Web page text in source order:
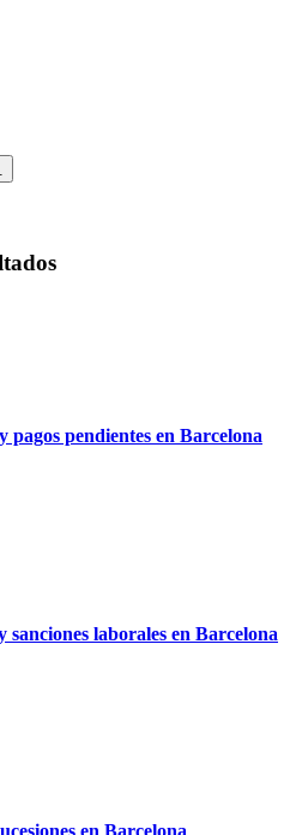
pagos pendientes en Barcelona
sanciones laborales en Barcelona
en Barcelona